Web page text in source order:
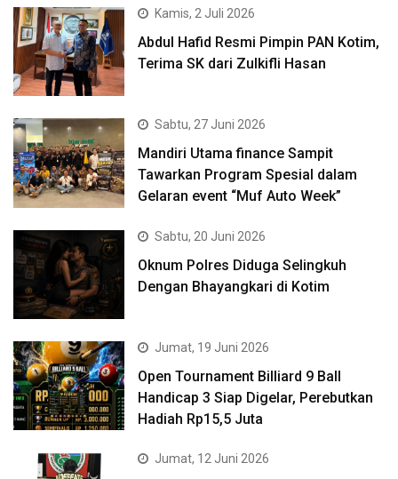
Kamis, 2 Juli 2026
Abdul Hafid Resmi Pimpin PAN Kotim,
Terima SK dari Zulkifli Hasan
Sabtu, 27 Juni 2026
Mandiri Utama finance Sampit
Tawarkan Program Spesial dalam
Gelaran event “Muf Auto Week”
Sabtu, 20 Juni 2026
Oknum Polres Diduga Selingkuh
Dengan Bhayangkari di Kotim
Jumat, 19 Juni 2026
Open Tournament Billiard 9 Ball
Handicap 3 Siap Digelar, Perebutkan
Hadiah Rp15,5 Juta
Jumat, 12 Juni 2026